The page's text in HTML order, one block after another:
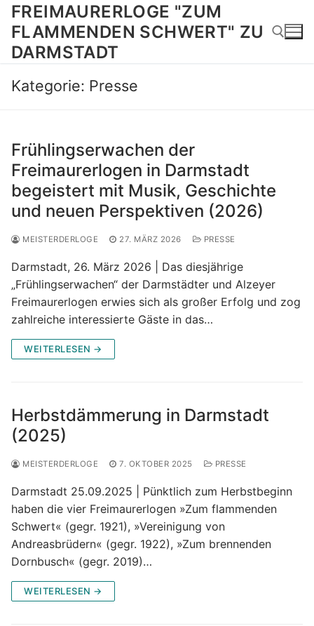
Zum
Inhalt
springen
FREIMAURERLOGE "ZUM
FLAMMENDEN SCHWERT" ZU
DARMSTADT
Kategorie: Presse
Frühlingserwachen der
Freimaurerlogen in Darmstadt
begeistert mit Musik, Geschichte
und neuen Perspektiven (2026)
MEISTERDERLOGE 27. MÄRZ 2026 PRESSE
Darmstadt, 26. März 2026 | Das diesjährige
„Frühlingserwachen“ der Darmstädter und Alzeyer
Freimaurerlogen erwies sich als großer Erfolg und zog
zahlreiche interessierte Gäste in das…
WEITERLESEN →
Herbstdämmerung in Darmstadt
(2025)
MEISTERDERLOGE 7. OKTOBER 2025 PRESSE
Darmstadt 25.09.2025 | Pünktlich zum Herbstbeginn
haben die vier Freimaurerlogen »Zum flammenden
Schwert« (gegr. 1921), »Vereinigung von
Andreasbrüdern« (gegr. 1922), »Zum brennenden
Dornbusch« (gegr. 2019)…
WEITERLESEN →